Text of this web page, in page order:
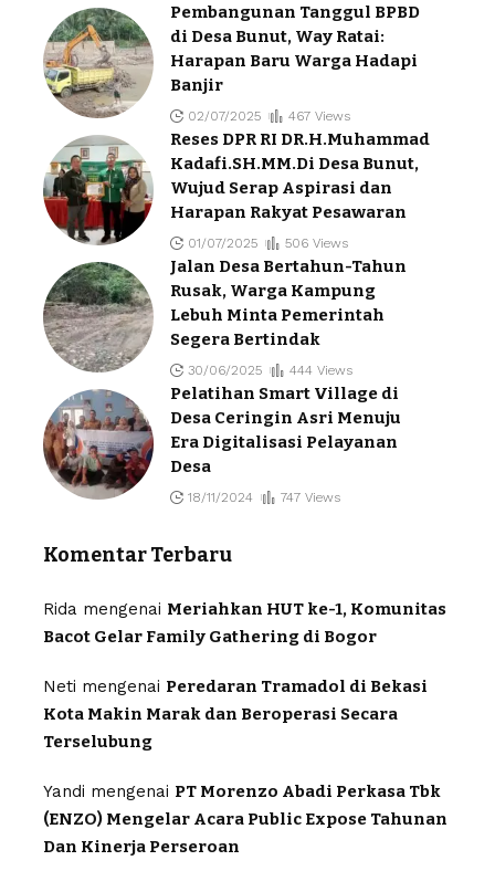
Pembangunan Tanggul BPBD
di Desa Bunut, Way Ratai:
Harapan Baru Warga Hadapi
Banjir
02/07/2025 467 Views
Reses DPR RI DR.H.Muhammad
Kadafi.SH.MM.Di Desa Bunut,
Wujud Serap Aspirasi dan
Harapan Rakyat Pesawaran
01/07/2025 506 Views
Jalan Desa Bertahun-Tahun
Rusak, Warga Kampung
Lebuh Minta Pemerintah
Segera Bertindak
30/06/2025 444 Views
Pelatihan Smart Village di
Desa Ceringin Asri Menuju
Era Digitalisasi Pelayanan
Desa
18/11/2024 747 Views
Komentar Terbaru
Rida mengenai Meriahkan HUT ke-1, Komunitas
Bacot Gelar Family Gathering di Bogor
Neti mengenai Peredaran Tramadol di Bekasi
Kota Makin Marak dan Beroperasi Secara
Terselubung
Yandi mengenai PT Morenzo Abadi Perkasa Tbk
(ENZO) Mengelar Acara Public Expose Tahunan
Dan Kinerja Perseroan